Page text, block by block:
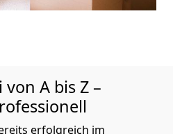
A bis Z –
erfolgreich im